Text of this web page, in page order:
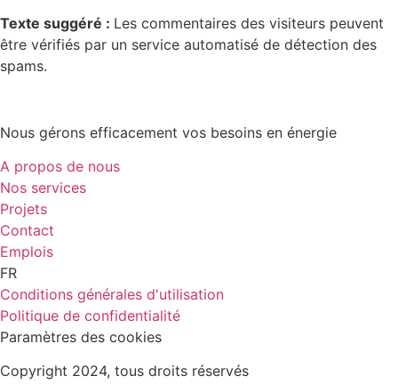
Texte suggéré : Les commentaires des visiteurs peuvent
être vérifiés par un service automatisé de détection des
spams.
Nous gérons efficacement vos besoins en énergie
A propos de nous
Nos services
Projets
Contact
Emplois
FR
Conditions générales d'utilisation
Politique de confidentialité
Paramètres des cookies
Copyright 2024, tous droits réservés